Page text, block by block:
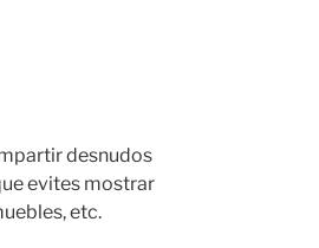
desnudos
evites mostrar
etc.